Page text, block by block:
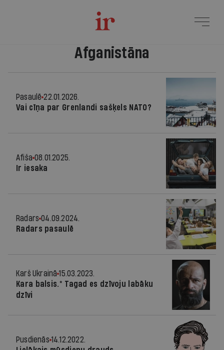
Afganistāna
Pasaulē 22.01.2026.
Vai cīņa par Grenlandi sašķels NATO?
Afiša 08.01.2025.
Ir iesaka
Radars 04.09.2024.
Radars pasaulē
Karš Ukrainā 15.03.2023.
Kara balsis.* Tagad es dzīvoju labāku
dzīvi
Pusdienās 14.12.2022.